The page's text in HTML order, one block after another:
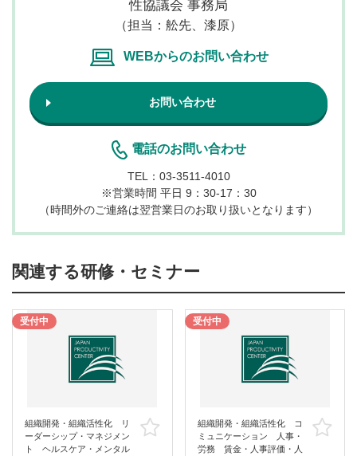
性協議会 事務局
（担当： 舩先、漆原）
WEBからのお問い合わせ
お問い合わせ
電話のお問い合わせ
TEL：03-3511-4010
※営業時間 平日 9：30-17：30
（時間外のご連絡は翌営業日のお取り扱いとなります）
関連する研修・セミナー
受付中
組織開発・組織活性化 リ
ーダーシップ・マネジメン
ト ヘルスケア・メンタル
お気に入り
受付中
組織開発・組織活性化 コ
ミュニケーション 人事・
労務 賃金・人事評価・人